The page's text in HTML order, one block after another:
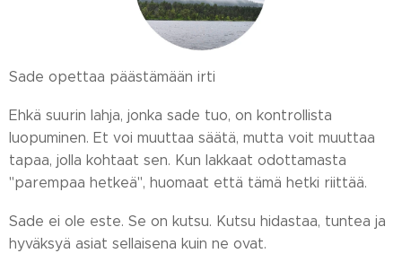
Sade opettaa päästämään irti
Ehkä suurin lahja, jonka sade tuo, on kontrollista
luopuminen. Et voi muuttaa säätä, mutta voit muuttaa
tapaa, jolla kohtaat sen. Kun lakkaat odottamasta
"parempaa hetkeä", huomaat että tämä hetki riittää.
Sade ei ole este. Se on kutsu. Kutsu hidastaa, tuntea ja
hyväksyä asiat sellaisena kuin ne ovat.